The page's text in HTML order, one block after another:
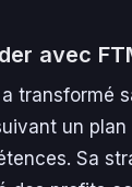
avec
transformé
un
Sa